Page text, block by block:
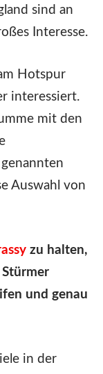
sind an
Interesse.
Hotspur
interessiert.
mit den
Auswahl von
zu halten,
und genau
in der